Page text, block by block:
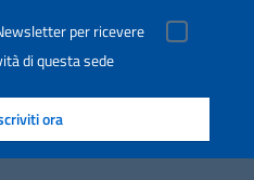
per ricevere
di questa sede